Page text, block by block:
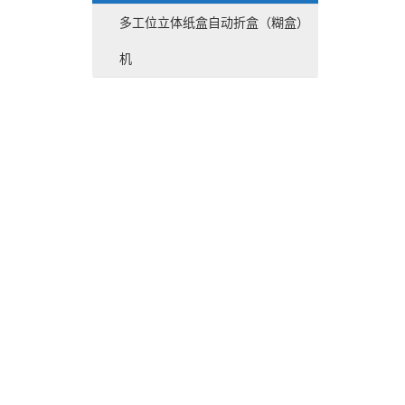
多工位立体纸盒自动折盒（糊盒）
机